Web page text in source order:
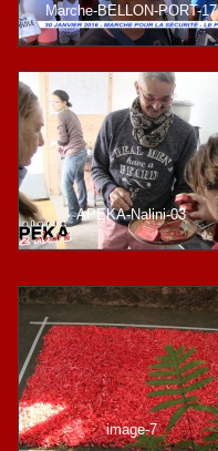
Marche-BELLON-PORT-17
APEKA-Nalini-03
image-7